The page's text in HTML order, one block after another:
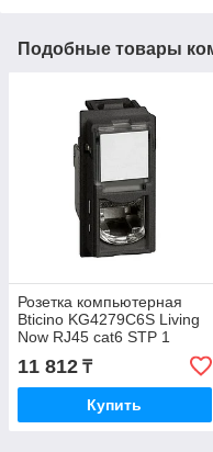
Подобные товары
Розетка компьютерная
Bticino KG4279C6S Living
Now RJ45 cat6 STP 1
модуль чёрный
11 812 ₸
Купить